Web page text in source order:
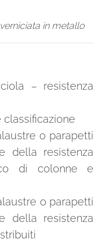
in metallo
– resistenza
o parapetti
della resistenza
di colonne e
o parapetti
della resistenza